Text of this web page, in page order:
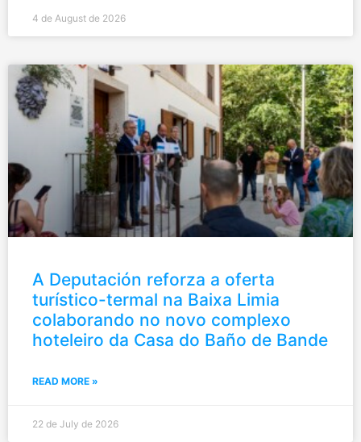
4 de August de 2026
A Deputación reforza a oferta
turístico-termal na Baixa Limia
colaborando no novo complexo
hoteleiro da Casa do Baño de Bande
READ MORE »
22 de July de 2026